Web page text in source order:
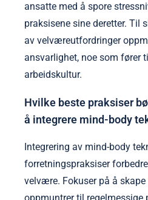
ansatte med å spore
praksisene sine deretter. Til
av velværeutfordringer
ansvarlighet, noe som fører
arbeidskultur.
Hvilke beste praksiser
å integrere mind-body
Integrering av mind-body
forretningspraksiser
velvære. Fokuser på å